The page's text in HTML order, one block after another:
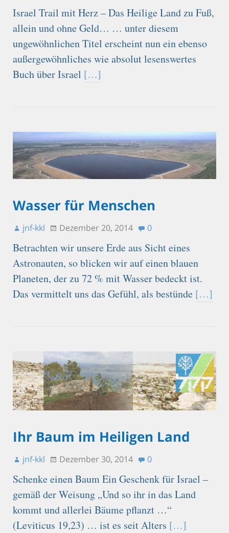
Israel Trail mit Herz – Das Heilige Land zu Fuß,
allein und ohne Geld… … unter diesem
ungewöhnlichen Titel erscheint nun ein ebenso
außergewöhnliches wie absolut lesenswertes
Buch über Israel […]
Wasser für Menschen
jnf-kkl Dezember 20, 2014 0
Betrachten wir unsere Erde aus Sicht eines
Astronauten, so blicken wir auf einen blauen
Planeten, der zu 72 % mit Wasser bedeckt ist.
Das vermittelt uns das Gefühl, als bestünde […]
Ihr Baum im Heiligen Land
jnf-kkl Dezember 30, 2014 0
Schenke einen Baum Ein Geschenk für Israel –
gemäß der Weisung „Und so ihr in das Land
kommt und allerlei Bäume pflanzt …“
(Leviticus 19,23) … ist es seit Alters […]